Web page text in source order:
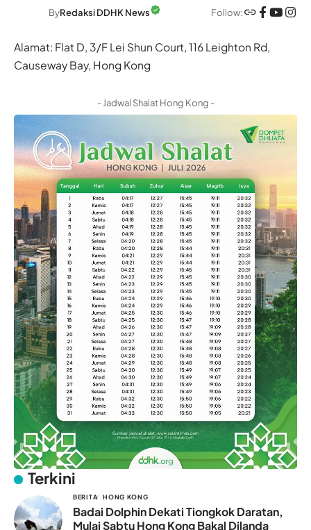
ByRedaksi DDHK News Follow:
Alamat: Flat D, 3/F Lei Shun Court, 116 Leighton Rd,
Causeway Bay, Hong Kong
- Jadwal Shalat Hong Kong -
Terkini
BERITA HONG KONG
Badai Dolphin Dekati Tiongkok Daratan,
Mulai Sabtu Hong Kong Bakal Dilanda